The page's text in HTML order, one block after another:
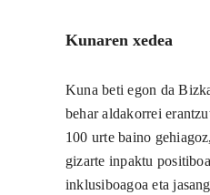
Kunaren xedea
Kuna beti egon da
behar aldakorrei
100 urte baino
gizarte inpaktu
inklusiboagoa eta